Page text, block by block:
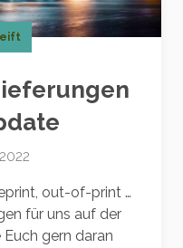
out-of-print …
für uns auf der
gern daran